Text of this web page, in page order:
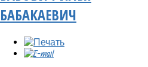
БАБАКАЕВИЧ